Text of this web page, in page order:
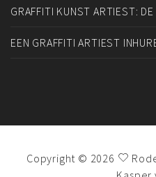
GRAFFITI KUNST ARTIEST:
EEN GRAFFITI ARTIEST
Copyright © 2026